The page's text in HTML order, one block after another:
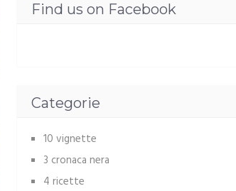
Find us on Facebook
Categorie
10 vignette
3 cronaca nera
4 ricette